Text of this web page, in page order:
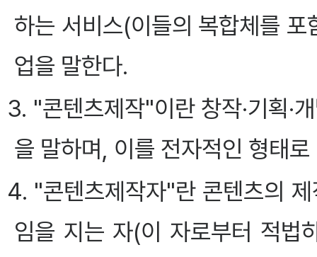
하는 서비스(이들의 복합체를 포
업을 말한다.
3. "콘텐츠제작"이란 창작·기획·
을 말하며, 이를 전자적인 형태
4. "콘텐츠제작자"란 콘텐츠의
임을 지는 자(이 자로부터 적법